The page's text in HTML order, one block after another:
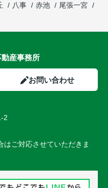
八事 赤池
尾張一宮
産事務所
お問い合わせ
2
はご対応させていただきま